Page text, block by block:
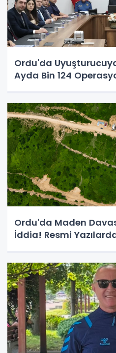
Ordu'da
Ayda Bin 124
Ordu'da Maden
İddia! Resmi